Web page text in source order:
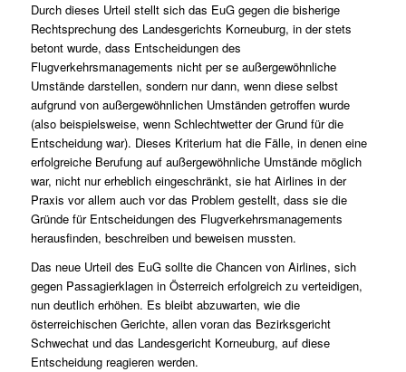
Durch dieses Urteil stellt sich das EuG gegen die bisherige
Rechtsprechung des Landesgerichts Korneuburg, in der stets
betont wurde, dass Entscheidungen des
Flugverkehrsmanagements nicht per se außergewöhnliche
Umstände darstellen, sondern nur dann, wenn diese selbst
aufgrund von außergewöhnlichen Umständen getroffen wurde
(also beispielsweise, wenn Schlechtwetter der Grund für die
Entscheidung war). Dieses Kriterium hat die Fälle, in denen eine
erfolgreiche Berufung auf außergewöhnliche Umstände möglich
war, nicht nur erheblich eingeschränkt, sie hat Airlines in der
Praxis vor allem auch vor das Problem gestellt, dass sie die
Gründe für Entscheidungen des Flugverkehrsmanagements
herausfinden, beschreiben und beweisen mussten.
Das neue Urteil des EuG sollte die Chancen von Airlines, sich
gegen Passagierklagen in Österreich erfolgreich zu verteidigen,
nun deutlich erhöhen. Es bleibt abzuwarten, wie die
österreichischen Gerichte, allen voran das Bezirksgericht
Schwechat und das Landesgericht Korneuburg, auf diese
Entscheidung reagieren werden.